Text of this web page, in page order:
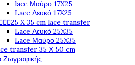
lace Μαύρο 17X25
Lace Λευκό 17X25
  25 X 35 cm lace transfer
Lace Λευκό 25X35
Lace Μαύρο 25X35
transfer 35 Χ 50 cm
Ζωγραφικής